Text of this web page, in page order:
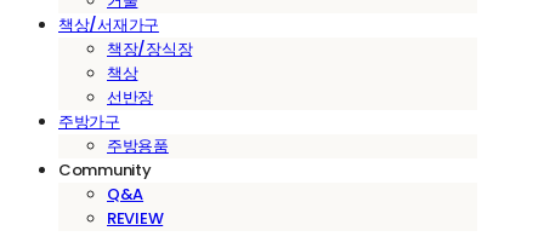
책상/서재가구
책장/장식장
책상
선반장
주방가구
주방용품
Community
Q&A
REVIEW